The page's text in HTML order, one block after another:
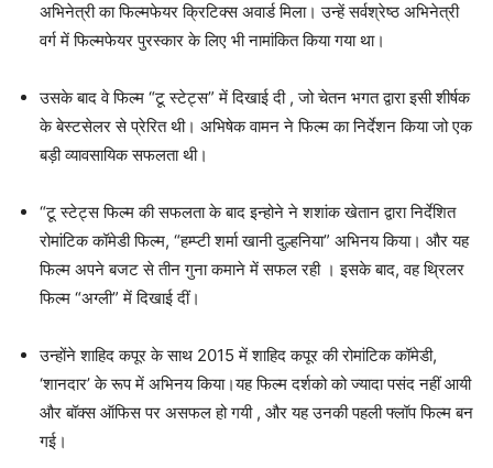
अभिनेत्री का फिल्मफेयर क्रिटिक्स अवार्ड मिला। उन्हें सर्वश्रेष्ठ अभिनेत्री
वर्ग में फिल्मफेयर पुरस्कार के लिए भी नामांकित किया गया था।
उसके बाद वे फिल्म “टू स्टेट्स” में दिखाई दी , जो चेतन भगत द्वारा इसी शीर्षक
के बेस्टसेलर से प्रेरित थी। अभिषेक वामन ने फिल्म का निर्देशन किया जो एक
बड़ी व्यावसायिक सफलता थी।
“टू स्टेट्स फिल्म की सफलता के बाद इन्होने ने शशांक खेतान द्वारा निर्देशित
रोमांटिक कॉमेडी फिल्म, “हम्प्टी शर्मा खानी दुल्हनिया” अभिनय किया। और यह
फिल्म अपने बजट से तीन गुना कमाने में सफल रही । इसके बाद, वह थ्रिलर
फिल्म “अग्ली” में दिखाई दीं।
उन्होंने शाहिद कपूर के साथ 2015 में शाहिद कपूर की रोमांटिक कॉमेडी,
‘शानदार’ के रूप में अभिनय किया।यह फिल्म दर्शको को ज्यादा पसंद नहीं आयी
और बॉक्स ऑफिस पर असफल हो गयी , और यह उनकी पहली फ्लॉप फिल्म बन
गई।